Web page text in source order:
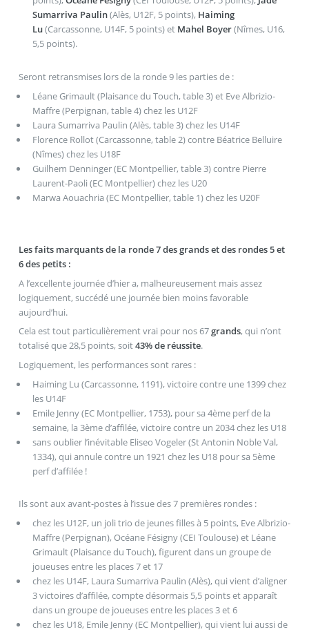
Sumarriva Paulin(Alès, U12F, 5 points), Haiming
Lu(Carcassonne, U14F, 5 points) et Mahel Boyer(Nîmes, U16,
5,5 points).
Seront retransmises lors de la ronde 9 les parties de :
Léane Grimault (Plaisance du Touch, table 3) et Eve Albrizio-
Maffre (Perpignan, table 4) chez les U12F
Laura Sumarriva Paulin (Alès, table 3) chez les U14F
Florence Rollot (Carcassonne, table 2) contre Béatrice Belluire
(Nîmes) chez les U18F
Guilhem Denninger (EC Montpellier, table 3) contre Pierre
Laurent-Paoli (EC Montpellier) chez les U20
Marwa Aouachria (EC Montpellier, table 1) chez les U20F
Les faits marquants de la ronde 7 des grands et des rondes 5 et
6 des petits :
A l’excellente journée d’hier a, malheureusement mais assez
logiquement, succédé une journée bien moins favorable
aujourd’hui.
Cela est tout particulièrement vrai pour nos 67grands, qui n’ont
totalisé que 28,5 points, soit43% de réussite.
Logiquement, les performances sont rares :
Haiming Lu (Carcassonne, 1191), victoire contre une 1399 chez
les U14F
Emile Jenny (EC Montpellier, 1753), pour sa 4ème perf de la
semaine, la 3ème d’affilée, victoire contre un 2034 chez les U18
sans oublier l’inévitable Eliseo Vogeler (St Antonin Noble Val,
1334), qui annule contre un 1921 chez les U18 pour sa 5ème
perf d’affilée !
Ils sont aux avant-postes à l’issue des 7 premières rondes :
chez les U12F, un joli trio de jeunes filles à 5 points, Eve Albrizio-
Maffre (Perpignan), Océane Fésigny (CEI Toulouse) et Léane
Grimault (Plaisance du Touch), figurent dans un groupe de
joueuses entre les places 7 et 17
chez les U14F, Laura Sumarriva Paulin (Alès), qui vient d’aligner
3 victoires d’affilée, compte désormais 5,5 points et apparaît
dans un groupe de joueuses entre les places 3 et 6
chez les U18, Emile Jenny (EC Montpellier), qui vient lui aussi de